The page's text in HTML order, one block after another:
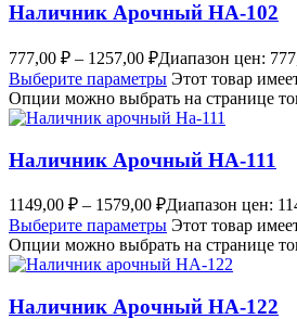
Наличник Арочный НА-102
777,00 ₽ – 1257,00 ₽Диапазон цен:
Выберите параметры Этот товар
Опции можно выбрать на странице
Наличник Арочный НА-111
1149,00 ₽ – 1579,00 ₽Диапазон цен:
Выберите параметры Этот товар
Опции можно выбрать на странице
Наличник Арочный НА-122